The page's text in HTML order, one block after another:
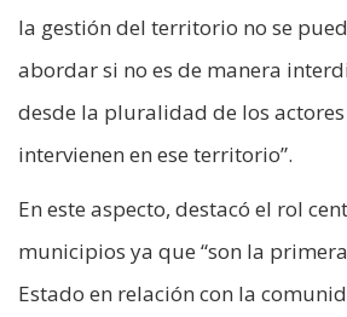
la gestión del territorio no se
abordar si no es de manera
desde la pluralidad de los
intervienen en ese territorio”.
En este aspecto, destacó el rol
municipios ya que “son la
Estado en relación con la